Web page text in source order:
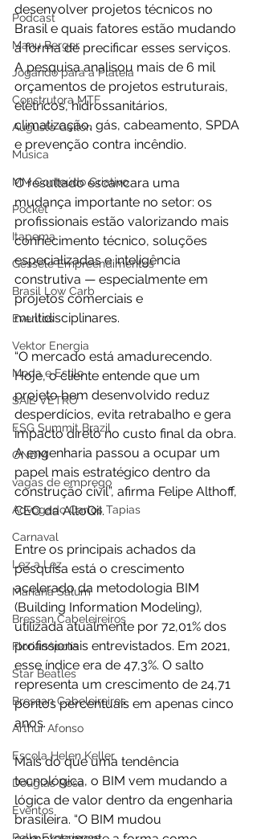
Podcast
Manu Berger
Jogando para a Plateia
Construtora MTF
Augusto Gallon
Música
MM Conteúdo Criativo
Pocket
Itapema
Gessele Empreendimentos
Brasil Low Carb
Eventos
Vektor Energia
Moda e Estilo
SAIE VETRO
ESG Summit Brazil
ONDM
vagas de emprego
Advogado Carlos Tapias
Carnaval
Lez a Lez
Mariana Salum
Bressan Cabeleireiros
Florianópolis
Star Beatles
Bressan Cabeleireiros
Arthur Afonso
Escola Helen Keller
Douglas Rosa
Eventos
desenvolver projetos técnicos no
Brasil e quais fatores estão mudando
a forma de precificar esses serviços.
A pesquisa analisou mais de 6 mil
orçamentos de projetos estruturais,
elétricos, hidrossanitários,
climatização, gás, cabeamento, SPDA
e prevenção contra incêndio.
O resultado escancara uma
mudança importante no setor: os
profissionais estão valorizando mais
conhecimento técnico, soluções
especializadas e inteligência
construtiva — especialmente em
projetos comerciais e
multidisciplinares.
“O mercado está amadurecendo.
Hoje, o cliente entende que um
projeto bem desenvolvido reduz
desperdícios, evita retrabalho e gera
impacto direto no custo final da obra.
A engenharia passou a ocupar um
papel mais estratégico dentro da
construção civil”, afirma Felipe Althoff,
CEO da AltoQiI.
Entre os principais achados da
pesquisa está o crescimento
acelerado da metodologia BIM
(Building Information Modeling),
utilizada atualmente por 72,01% dos
profissionais entrevistados. Em 2021,
esse índice era de 47,3%. O salto
representa um crescimento de 24,71
pontos percentuais em apenas cinco
anos.
Mais do que uma tendência
tecnológica, o BIM vem mudando a
lógica de valor dentro da engenharia
brasileira. “O BIM mudou